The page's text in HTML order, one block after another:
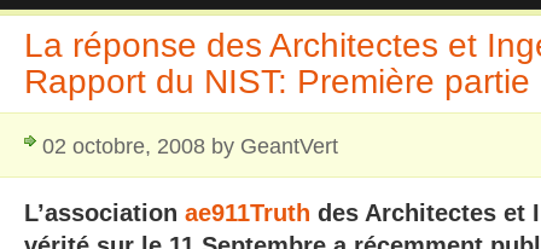
La réponse des Architectes et
Rapport du NIST: Première partie
02 octobre, 2008 by GeantVert
L’association ae911Truth des Architectes et